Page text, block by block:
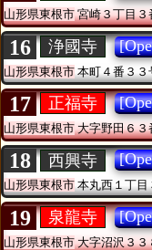
山形県東根市宮崎３丁目３
16 浄國寺
山形県東根市 本町４番３３
17 正福寺
山形県東根市大字野田６３
18 西興寺
山形県東根市本丸西１丁目
19 泉龍寺
山形県東根市大字沼沢３３